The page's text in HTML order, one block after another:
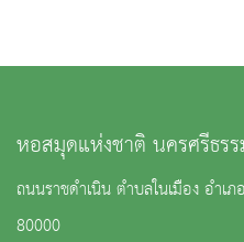
หอสมุดแห่งชาติ นครศรีธร
ถนนราชดำเนิน ตำบลในเมือง อำเ
80000